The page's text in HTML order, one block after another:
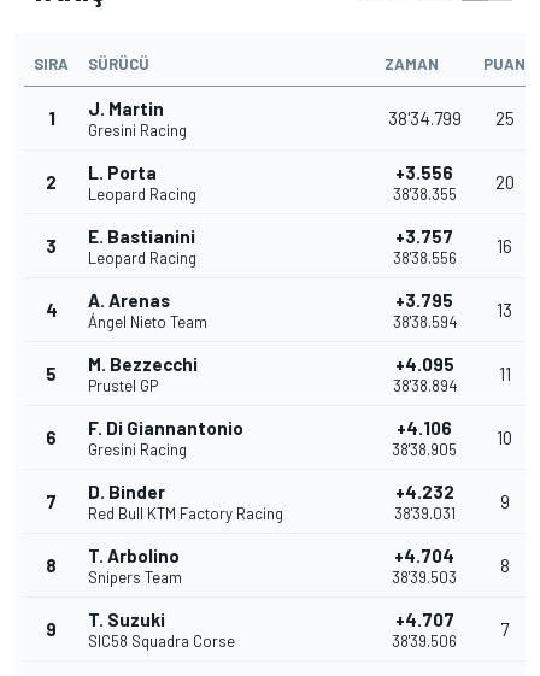
SIRA SÜRÜCÜ ZAMAN PUAN
1 J. Martin
Gresini Racing
38'34.799 25
2 L. Porta
Leopard Racing
+3.556
38'38.355
20
3 E. Bastianini
Leopard Racing
+3.757
38'38.556
16
4 A. Arenas
Ángel Nieto Team
+3.795
38'38.594
13
5 M. Bezzecchi
Prustel GP
+4.095
38'38.894
11
6 F. Di Giannantonio
Gresini Racing
+4.106
38'38.905
10
7 D. Binder
Red Bull KTM Factory Racing
+4.232
38'39.031
9
8 T. Arbolino
Snipers Team
+4.704
38'39.503
8
9 T. Suzuki
SIC58 Squadra Corse
+4.707
38'39.506
7